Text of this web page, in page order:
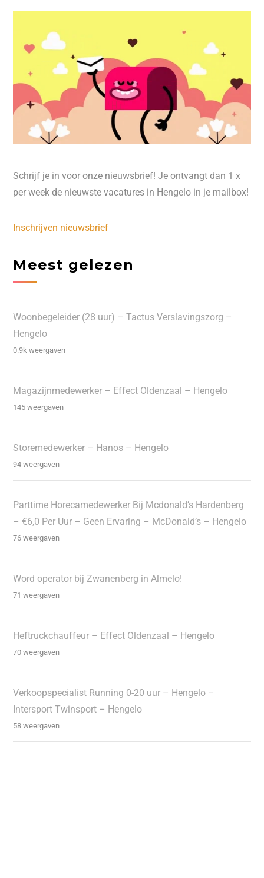
Schrijf je in voor onze nieuwsbrief! Je ontvangt dan 1 x
per week de nieuwste vacatures in Hengelo in je mailbox!
Inschrijven nieuwsbrief
Meest gelezen
Woonbegeleider (28 uur) – Tactus Verslavingszorg –
Hengelo
0.9k weergaven
Magazijnmedewerker – Effect Oldenzaal – Hengelo
145 weergaven
Storemedewerker – Hanos – Hengelo
94 weergaven
Parttime Horecamedewerker Bij Mcdonald’s Hardenberg
– €6,0 Per Uur – Geen Ervaring – McDonald’s – Hengelo
76 weergaven
Word operator bij Zwanenberg in Almelo!
71 weergaven
Heftruckchauffeur – Effect Oldenzaal – Hengelo
70 weergaven
Verkoopspecialist Running 0-20 uur – Hengelo –
Intersport Twinsport – Hengelo
58 weergaven